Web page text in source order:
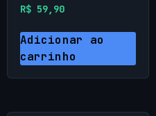
R$59,90
Adicionar ao
carrinho